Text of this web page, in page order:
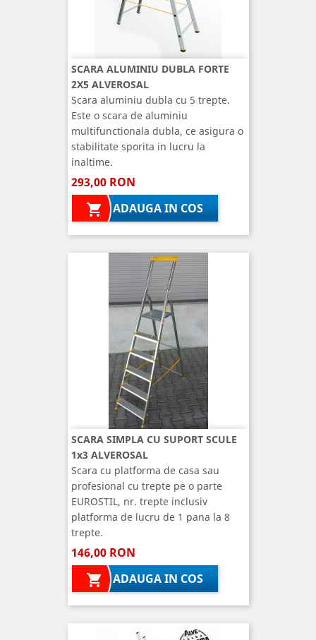
SCARA ALUMINIU DUBLA FORTE
2X5 ALVEROSAL
Scara aluminiu dubla cu 5 trepte.
Este o scara de aluminiu
multifunctionala dubla, ce asigura o
stabilitate sporita in lucru la
inaltime.
293,00 RON
 ADAUGA IN COS
SCARA SIMPLA CU SUPORT SCULE
1x3 ALVEROSAL
Scara cu platforma de casa sau
profesional cu trepte pe o parte
EUROSTIL, nr. trepte inclusiv
platforma de lucru de 1 pana la 8
trepte.
146,00 RON
 ADAUGA IN COS